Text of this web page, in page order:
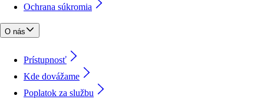
Ochrana súkromia
O nás
Prístupnosť
Kde dovážame
Poplatok za službu